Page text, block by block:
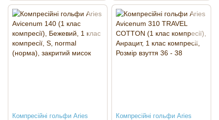
Компресійні гольфи Aries
Компресійні гольфи Aries